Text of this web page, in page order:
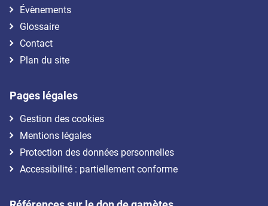
Évènements
Glossaire
Contact
Plan du site
Pages légales
Gestion des cookies
Mentions légales
Protection des données personnelles
Accessibilité : partiellement conforme